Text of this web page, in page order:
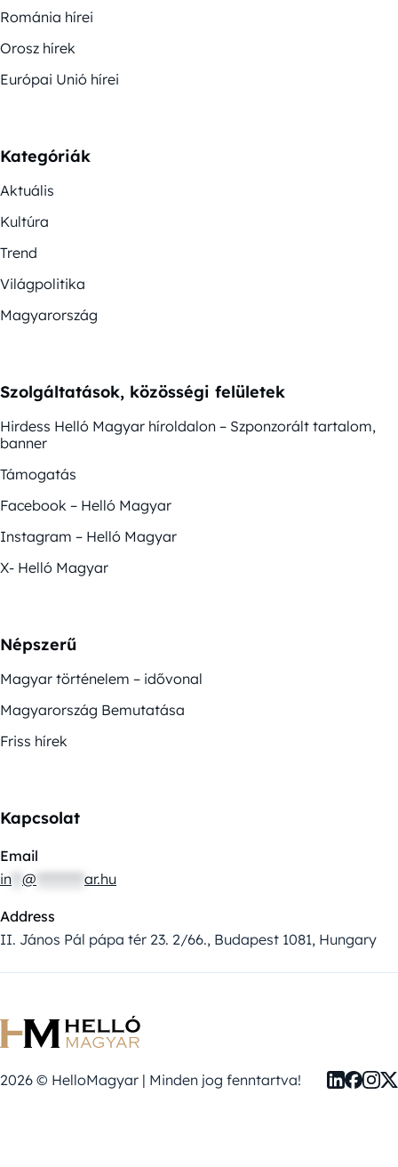
Románia hírei
Orosz hírek
Európai Unió hírei
Kategóriák
Aktuális
Kultúra
Trend
Világpolitika
Magyarország
Szolgáltatások, közösségi felületek
Hirdess Helló Magyar híroldalon – Szponzorált tartalom,
banner
Támogatás
Facebook – Helló Magyar
Instagram – Helló Magyar
X- Helló Magyar
Népszerű
Magyar történelem – idővonal
Magyarország Bemutatása
Friss hírek
Kapcsolat
Email
in @ ar.hu
Address
II. János Pál pápa tér 23. 2/66., Budapest 1081, Hungary
2026 © HelloMagyar | Minden jog fenntartva!